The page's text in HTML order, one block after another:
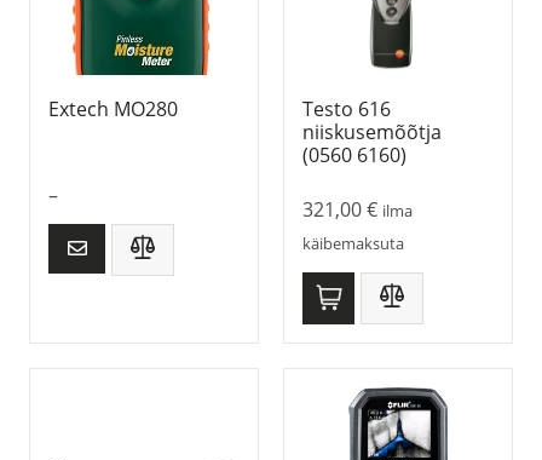
Extech MO280
–
Testo 616
niiskusemõõtja
(0560 6160)
321,00€ ilma
käibemaksuta